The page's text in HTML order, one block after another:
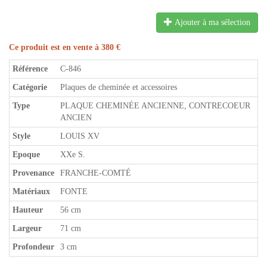
Ajouter à ma sélection
Ce produit est en vente à 380 €
Référence C-846
Catégorie Plaques de cheminée et accessoires
Type
PLAQUE CHEMINÉE ANCIENNE, CONTRECOEUR
ANCIEN
Style LOUIS XV
Epoque XXe S.
Provenance FRANCHE-COMTÉ
Matériaux FONTE
Hauteur 56 cm
Largeur 71 cm
Profondeur 3 cm